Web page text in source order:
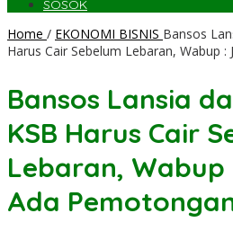
SOSOK
Home / EKONOMI BISNIS Bansos
Harus Cair Sebelum Lebaran, Wabup
Bansos Lansia
KSB Harus Cair
Lebaran, Wabup
Ada